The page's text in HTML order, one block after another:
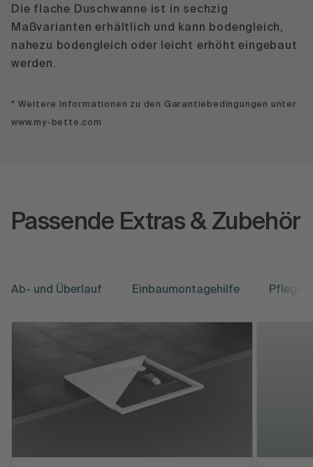
Die flache Duschwanne ist in sechzig
Maßvarianten erhältlich und kann bodengleich,
nahezu bodengleich oder leicht erhöht eingebaut
werden.
* Weitere Informationen zu den Garantiebedingungen unter
www.my-bette.com
Passende Extras & Zubehör
Ab- und Überlauf Einbaumontagehilfe Pflege